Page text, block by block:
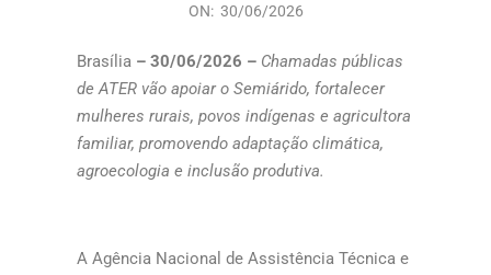
ON: 30/06/2026
Brasília – 30/06/2026 – Chamadas públicas
de ATER vão apoiar o Semiárido, fortalecer
mulheres rurais, povos indígenas e agricultora
familiar, promovendo adaptação climática,
agroecologia e inclusão produtiva.
A Agência Nacional de Assistência Técnica e